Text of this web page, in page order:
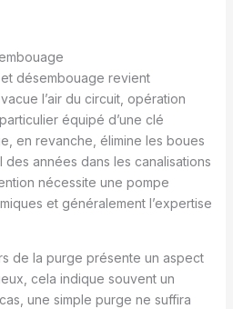
désembouage revient
l’air du circuit, opération
équipé d’une clé
en revanche, élimine les boues
années dans les canalisations
nécessite une pompe
et généralement l’expertise
de la purge présente un aspect
cela indique souvent un
une simple purge ne suffira